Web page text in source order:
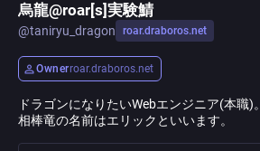
烏龍@roar[s]実験鯖
@taniryu_dragon roar.draboros.net
Ownerroar.draboros.net
ドラゴンになりたいWebエンジニア(本職)。
相棒竜の名前はエリックといいます。